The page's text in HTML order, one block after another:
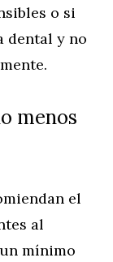
o si
dental y no
menos
el
al
mínimo